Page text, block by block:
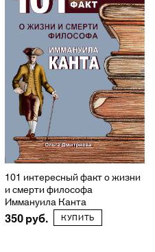
101 интересный факт о жизни
и смерти философа
Иммануила Канта
350 КУПИТЬ